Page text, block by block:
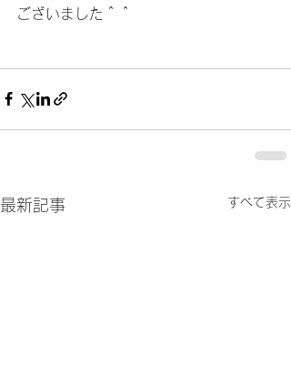
ございました＾＾
最新記事 すべて表示